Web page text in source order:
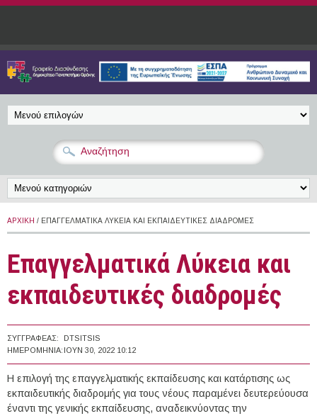
Παράκαμψη προς το κυρίως περιεχόμενο
ΑΡΧΙΚΉ / ΕΠΑΓΓΕΛΜΑΤΙΚΆ ΛΎΚΕΙΑ ΚΑΙ ΕΚΠΑΙΔΕΥΤΙΚΈΣ ΔΙΑΔΡΟΜΈΣ
Επαγγελματικά Λύκεια και
εκπαιδευτικές διαδρομές
ΣΥΓΓΡΑΦΈΑΣ:
DTSITSIS
ΗΜΕΡΟΜΗΝΊΑ: ΙΟΥΝ 30, 2022 10:12
Η επιλογή της επαγγελματικής εκπαίδευσης και κατάρτισης ως
εκπαιδευτικής διαδρομής για τους νέους παραμένει δευτερεύουσα
έναντι της γενικής εκπαίδευσης, αναδεικνύοντας την